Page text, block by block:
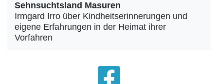
Sehnsuchtsland Masuren
Irmgard Irro über Kindheitserinnerungen und
eigene Erfahrungen in der Heimat ihrer
Vorfahren